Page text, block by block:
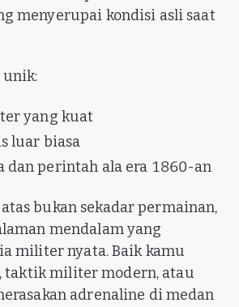
menyerupai kondisi asli saat
unik:
yang kuat
luar biasa
dan perintah ala era 1860-an
bukan sekadar permainan,
mendalam yang
militer nyata. Baik kamu
taktik militer modern, atau
adrenaline di medan